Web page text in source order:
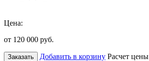
Цена:
от 120 000 руб.
Заказать Добавить в корзину Расчет цены